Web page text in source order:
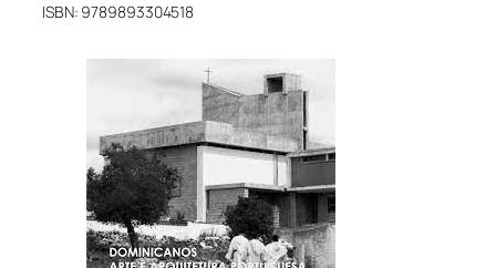
ISBN: 9789893304518